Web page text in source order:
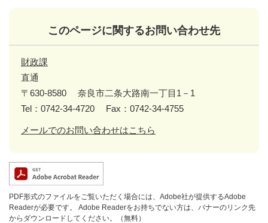
このページに関するお問い合わせ先
財政課
直通
〒630-8580
奈良市二条大路南一丁目1－1
Tel：0742-34-4720
Fax：0742-34-4755
メールでのお問い合わせはこちら
PDF形式のファイルをご覧いただく場合には、Adobe社が提供するAdobe
Readerが必要です。
Adobe Readerをお持ちでない方は、バナーのリンク先
からダウンロードしてください。（無料）